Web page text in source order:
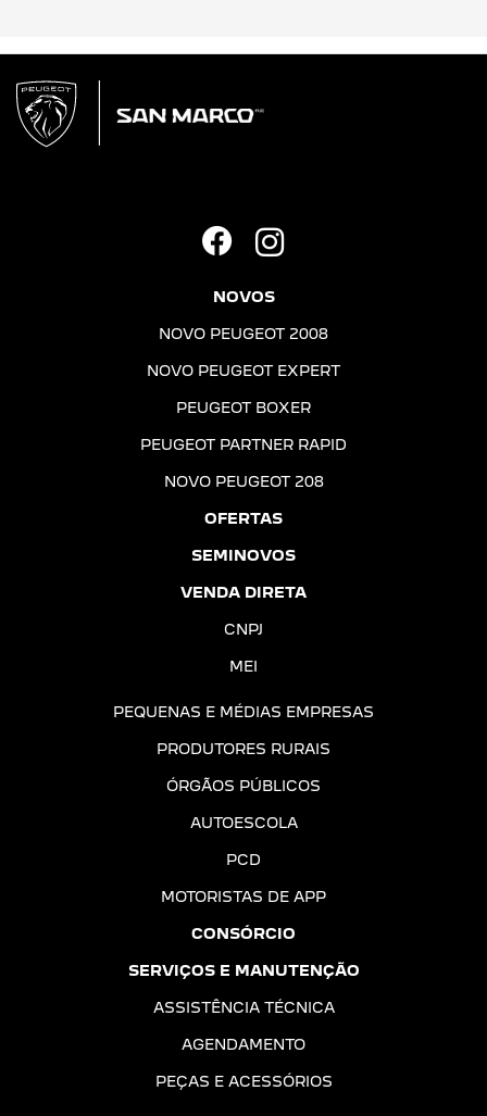
NOVOS
NOVO PEUGEOT 2008
NOVO PEUGEOT EXPERT
PEUGEOT BOXER
PEUGEOT PARTNER RAPID
NOVO PEUGEOT 208
OFERTAS
SEMINOVOS
VENDA DIRETA
CNPJ
MEI
PEQUENAS E MÉDIAS EMPRESAS
PRODUTORES RURAIS
ÓRGÃOS PÚBLICOS
AUTOESCOLA
PCD
MOTORISTAS DE APP
CONSÓRCIO
SERVIÇOS E MANUTENÇÃO
ASSISTÊNCIA TÉCNICA
AGENDAMENTO
PEÇAS E ACESSÓRIOS